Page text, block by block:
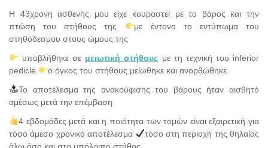
Η 43χρονη ασθενής μου είχε κουραστεί με το βάρος και την
πτώση του στήθους της
με έντονο το εντύπωμα του
στηθόδεσμου στους ώμους της
υποβλήθηκε σε μειωτική στήθους με τη τεχνική του inferior
pedicle
ο όγκος του στήθους μείωθηκε και ανορθώθηκε
Το αποτέλεσμα της ανακούφισης του βάρους ήταν αισθητό
αμέσως μετά την επέμβαση
4 εβδομάδες μετά και η ποιότητα των τομών είναι εξαιρετική για
τόσο άμεσο χρονικό αποτέλεσμα
τόσο στη περιοχή της θηλαίας
άλω όσο και στο υπόλοιπο στήθος